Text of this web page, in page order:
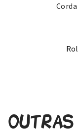
Outras